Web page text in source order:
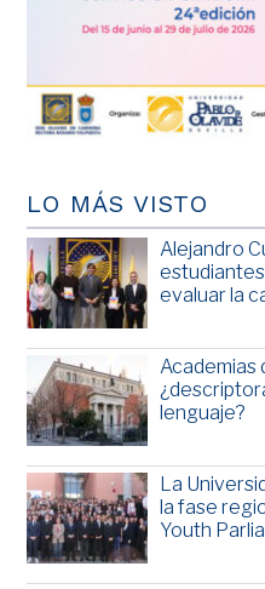
LO MÁS VISTO
Alejandro
evaluar la
Academias
lenguaje?
La
la fase
Youth